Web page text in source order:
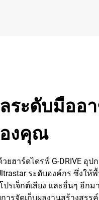
ะดับมืออ
องคุณ
าร์ดไดรฟ์ G-DRIVE อุ
ระดับองค์กร ซึ่ง
รเจ็กต์เสียง และอื่นๆ อี
รจัดเก็บผลงานสร้างสร